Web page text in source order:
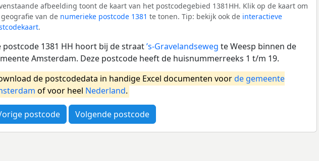
afbeelding toont de kaart van het postcodegebied 1381HH. Klik op de kaart om
van de numerieke postcode 1381 te tonen. Tip: bekijk ook de interactieve
.
postcode 1381 HH hoort bij de straat’s-Gravelandseweg te Weesp binnen de
Amsterdam. Deze postcode heeft de huisnummerreeks 1 t/m 19.
de postcodedata in handige Excel documenten voorde gemeente
of voor heel Nederland.
postcode Volgende postcode